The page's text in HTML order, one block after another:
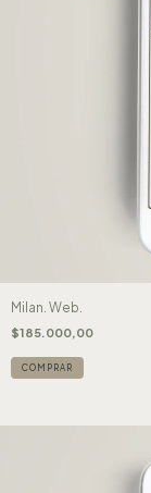
Milan. Web.
$185.000,00